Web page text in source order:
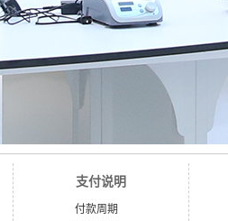
支付说明
付款周期